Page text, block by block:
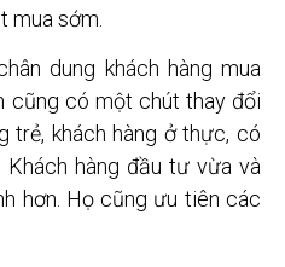
mua sớm.
dung khách hàng mua
cũng có một chút thay đổi
trẻ, khách hàng ở thực, có
hàng đầu tư vừa và
hơn. Họ cũng ưu tiên các